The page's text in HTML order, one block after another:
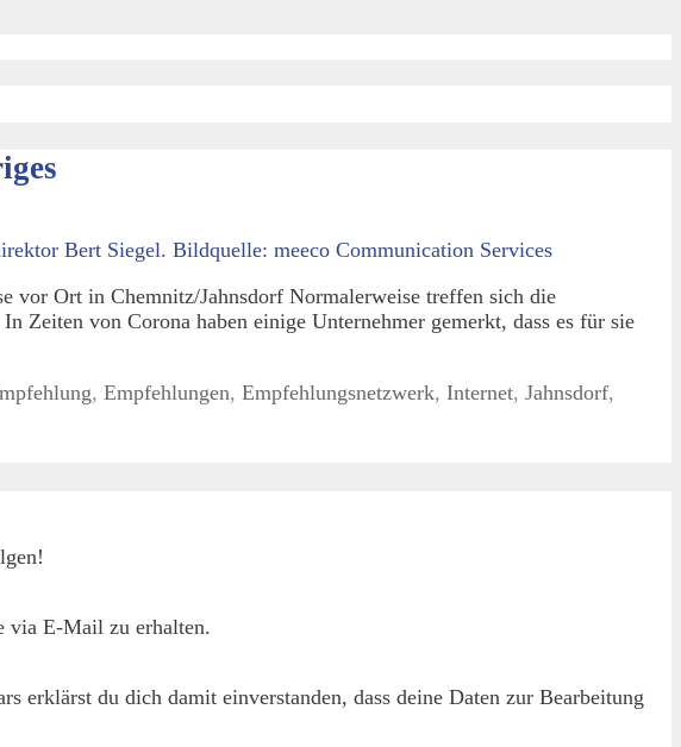
vor Ort in Chemnitz/Jahnsdorf Normalerweise treffen sich die
Zeiten von Corona haben einige Unternehmer gemerkt, dass es für sie
, Empfehlungen, Empfehlungsnetzwerk, Internet, Jahnsdorf,
via E-Mail zu erhalten.
erklärst du dich damit einverstanden, dass deine Daten zur Bearbeitung